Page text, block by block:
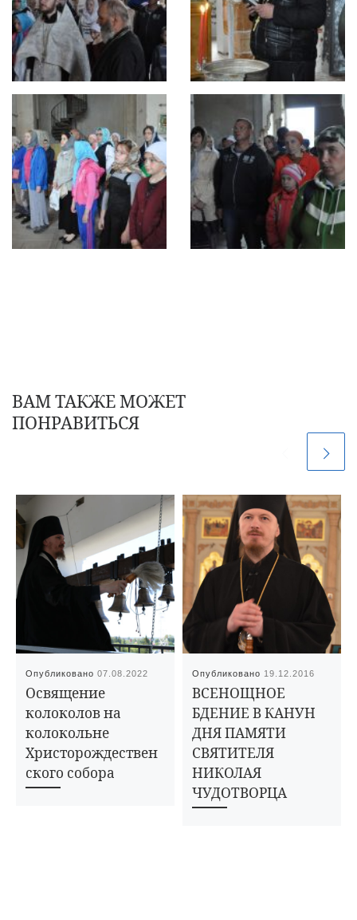
ВАМ ТАКЖЕ МОЖЕТ
ПОНРАВИТЬСЯ
Опубликовано07.08.2022
Освящение
колоколов на
колокольне
Христорождествен
ского собора
Опубликовано 19.12.2016
ВСЕНОЩНОЕ
БДЕНИЕ В КАНУН
ДНЯ ПАМЯТИ
СВЯТИТЕЛЯ
НИКОЛАЯ
ЧУДОТВОРЦА